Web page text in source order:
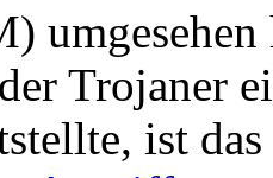
Trojaner
ist